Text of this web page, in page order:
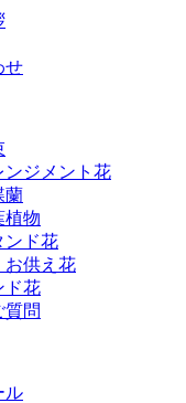
せ
ンジメント花
蘭
植物
ンド花
お供え花
ド花
質問
ル